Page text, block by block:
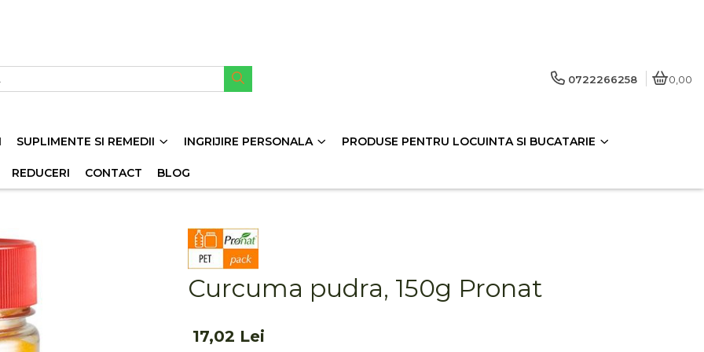
0722266258 0,00
SUPLIMENTE SI REMEDII INGRIJIRE PERSONALA PRODUSE PENTRU LOCUINTA SI BUCATARIE
REDUCERI CONTACT BLOG
Curcuma pudra, 150g Pronat
17,02 Lei